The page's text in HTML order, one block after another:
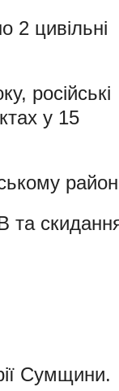
2 цивільні
російські
у 15
та
Сумщини.